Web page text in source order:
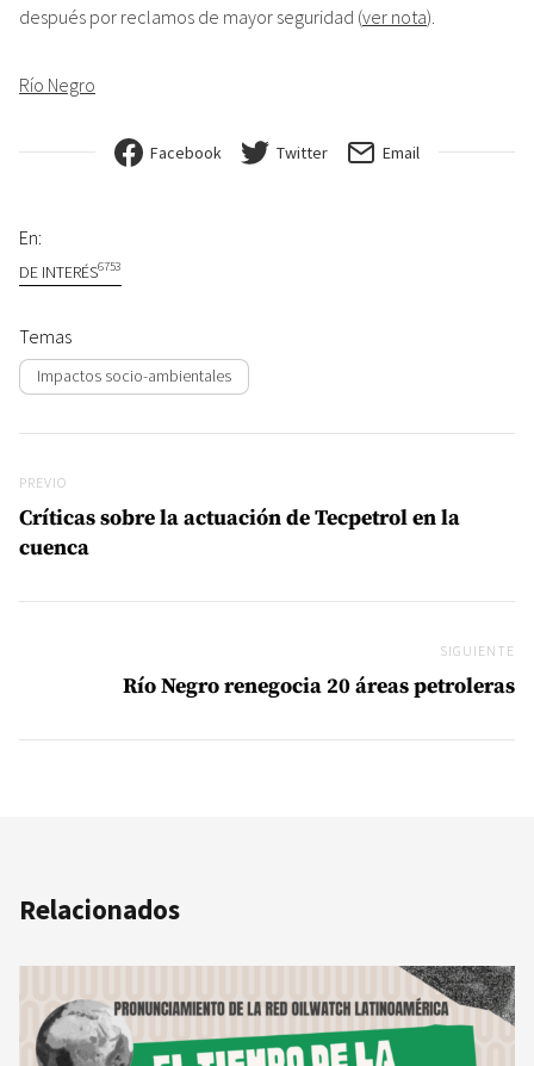
después por reclamos de mayor seguridad (ver nota).
Río Negro
Facebook Twitter Email
En:
DE INTERÉS6753
Temas
Impactos socio-ambientales
Previo
PREVIO
Críticas sobre la actuación de Tecpetrol en la
cuenca
SIGUIENTE
Río Negro renegocia 20 áreas petroleras
Relacionados